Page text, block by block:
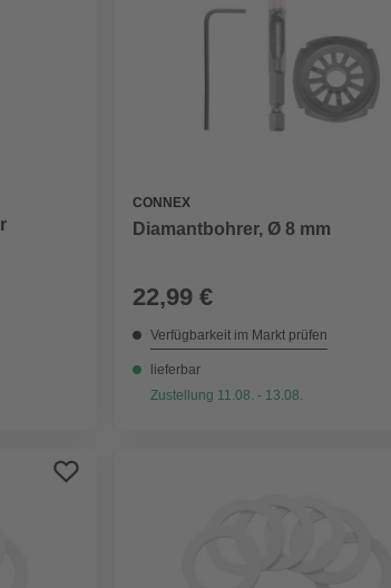
CONNEX
Diamantbohrer, Ø 8 mm
22,99 €
Verfügbarkeit im Markt prüfen
lieferbar
Zustellung 11.08. - 13.08.